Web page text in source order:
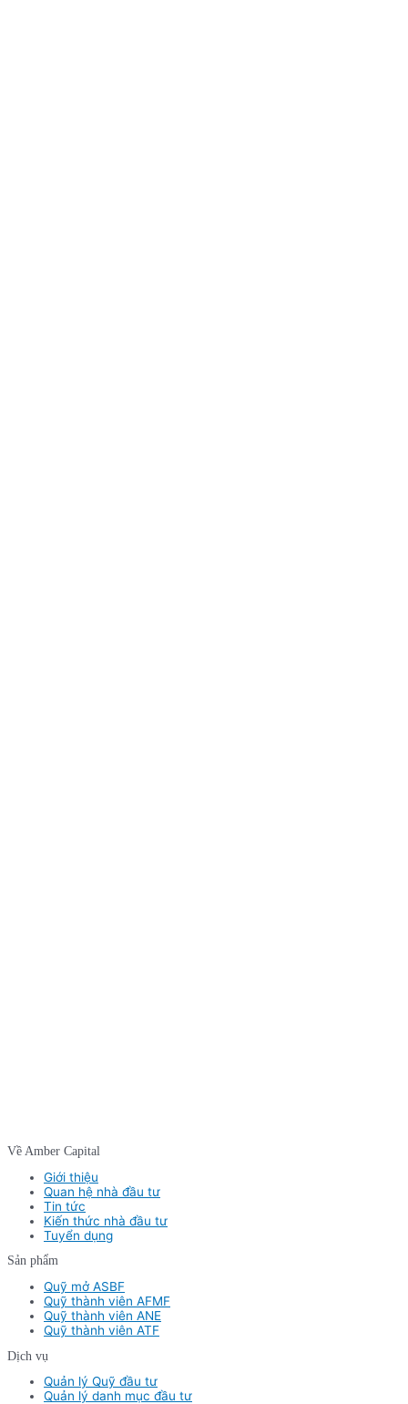
Về Amber Capital
Giới thiệu
Quan hệ nhà đầu tư
Tin tức
Kiến thức nhà đầu tư
Tuyển dụng
Sản phẩm
Quỹ mở ASBF
Quỹ thành viên AFMF
Quỹ thành viên ANE
Quỹ thành viên ATF
Dịch vụ
Quản lý Quỹ đầu tư
Quản lý danh mục đầu tư